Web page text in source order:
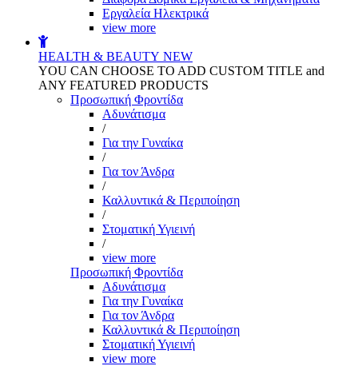
Εργαλεία Ηλεκτρικά
view more
HEALTH & BEAUTY NEW
YOU CAN CHOOSE TO ADD CUSTOM TITLE and
ANY FEATURED PRODUCTS
Προσωπική Φροντίδα
Αδυνάτισμα
/
Για την Γυναίκα
/
Για τον Άνδρα
/
Καλλυντικά & Περιποίηση
/
Στοματική Υγιεινή
/
view more
Προσωπική Φροντίδα
Αδυνάτισμα
Για την Γυναίκα
Για τον Άνδρα
Καλλυντικά & Περιποίηση
Στοματική Υγιεινή
view more